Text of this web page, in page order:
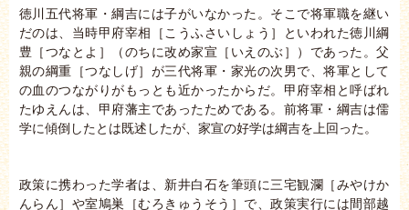
徳川五代将軍・綱吉には子がいなかった。そこで将軍職を継い
だのは、当時甲府宰相［こうふさいしょう］といわれた徳川綱
豊［つなとよ］（のちに改め家宣［いえのぶ］）であった。父
親の綱重［つなしげ］が三代将軍・家光の次男で、将軍として
の血のつながりがもっとも近かったからだ。甲府宰相と呼ばれ
たゆえんは、甲府藩主であったためである。前将軍・綱吉は儒
学に傾倒したとは既述したが、家宣の好学は綱吉を上回った。
政策に携わった学者は、新井白石を筆頭に三宅観瀾［みやけか
んらん］や室鳩巣［むろきゅうそう］で、政策実行には間部越